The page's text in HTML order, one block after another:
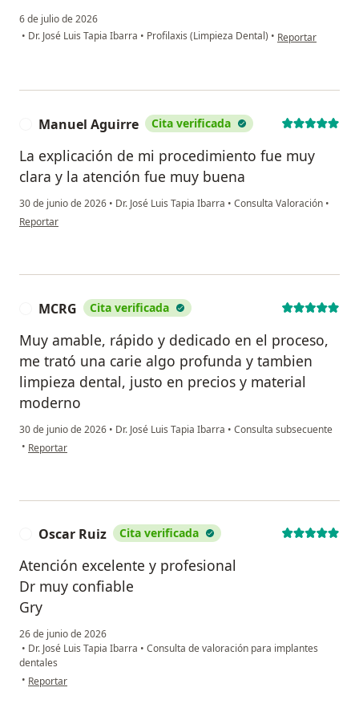
6 de julio de 2026
• Dr. José Luis Tapia Ibarra • Profilaxis (Limpieza Dental) • en opinión del
Reportar
Manuel Aguirre Cita verificada
La explicación de mi procedimiento fue muy
clara y la atención fue muy buena
30 de junio de 2026 • Dr. José Luis Tapia Ibarra • Consulta Valoración •
en opinión del usuario Manuel Aguirre
Reportar
MCRG Cita verificada
Muy amable, rápido y dedicado en el proceso,
me trató una carie algo profunda y tambien
limpieza dental, justo en precios y material
moderno
30 de junio de 2026 • Dr. José Luis Tapia Ibarra • Consulta subsecuente
• en opinión del usuario MCRG
Reportar
Oscar Ruiz Cita verificada
Atención excelente y profesional
Dr muy confiable
Gry
26 de junio de 2026
• Dr. José Luis Tapia Ibarra • Consulta de valoración para implantes
dentales
• en opinión del usuario Oscar Ruiz
Reportar